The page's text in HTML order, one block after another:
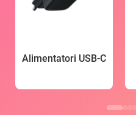
Alimentatori USB-C